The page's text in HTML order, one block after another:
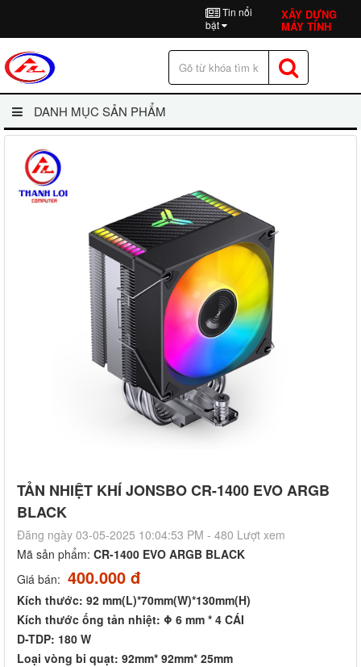
Tin nổi
bật
XÂY DỰNG
MÁY TÍNH
DANH MỤC SẢN PHẨM
TẢN NHIỆT KHÍ JONSBO CR-1400 EVO ARGB
BLACK
Đăng ngày 03-05-2025 10:04:53 PM - 480 Lượt xem
Mã sản phẩm: CR-1400 EVO ARGB BLACK
Giá bán: 400.000 đ
Kích thước: 92 mm(L)*70mm(W)*130mm(H)
Kích thước ống tản nhiệt: Φ 6 mm * 4 CÁI
D-TDP: 180 W
Loại vòng bi quạt: 92mm* 92mm* 25mm